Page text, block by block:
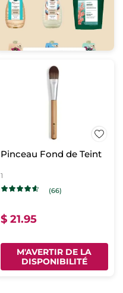
Pinceau Fond de Teint
1
(66)
$ 21.95
M'AVERTIR DE LA
DISPONIBILITÉ